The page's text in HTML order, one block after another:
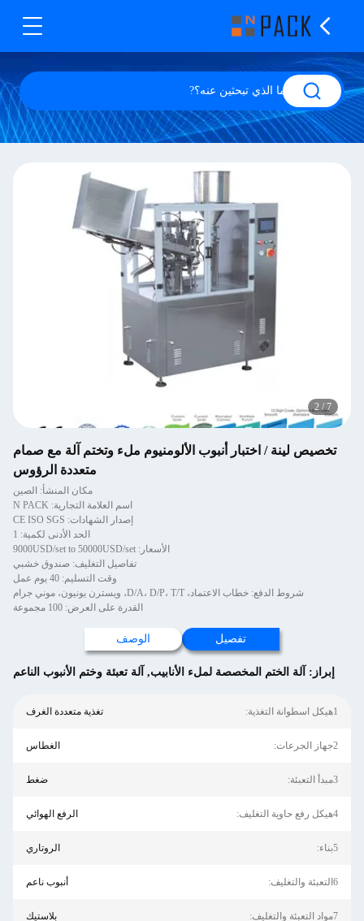
2/7
تخصيص لينة / اختبار أنبوب الألومنيوم ملء وتختم آلة مع صمام
متعددة الرؤوس
مكان المنشأ: الصين
اسم العلامة التجارية: N PACK
إصدار الشهادات: CE ISO SGS
الحد الأدنى لكمية: 1
الأسعار: 9000USD/set to 50000USD/set
تفاصيل التغليف: صندوق خشبي
وقت التسليم: 40 يوم عمل
شروط الدفع: خطاب الاعتماد، D/A، D/P، T/T، ويسترن يونيون، موني جرام
القدرة على العرض: 100 مجموعة
تفصيل الوصف
إبراز: آلة الختم المخصصة لملء الأنابيب, آلة تعبئة وختم الأنبوب الناعم
1هيكل اسطوانة التغذية: تغذية متعددة الغرف
2جهاز الجرعات: الغطاس
3مبدأ التعبئة: ضغط
4هيكل رفع حاوية التغليف: الرفع الهوائي
5بناء: الروتاري
6التعبئة والتغليف: أنبوب ناعم
7مواد التعبئة والتغليف: بلاستيك